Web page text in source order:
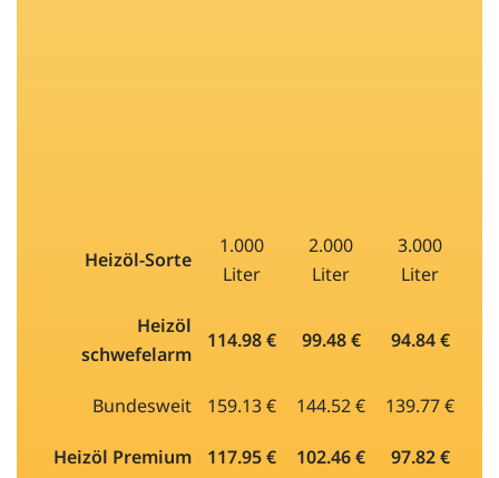
Heizöl-Sorte
1.000
Liter
2.000
Liter
3.000
Liter
Heizöl
schwefelarm
114.98 € 99.48 € 94.84 €
Bundesweit 159.13 € 144.52 € 139.77 €
Heizöl Premium 117.95 € 102.46 € 97.82 €